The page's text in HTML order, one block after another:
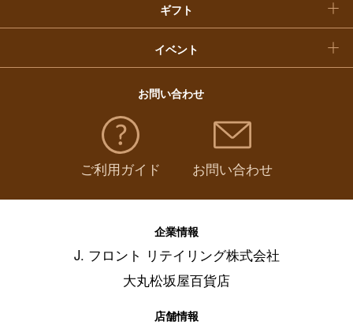
ギフト
イベント
お問い合わせ
ご利用ガイド お問い合わせ
企業情報
J. フロント リテイリング株式会社
大丸松坂屋百貨店
店舗情報